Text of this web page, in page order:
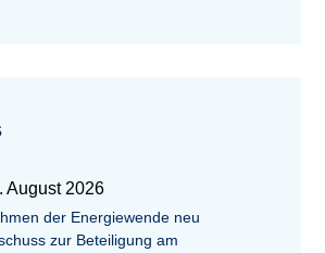
August 2026
der Energiewende neu
zur Beteiligung am